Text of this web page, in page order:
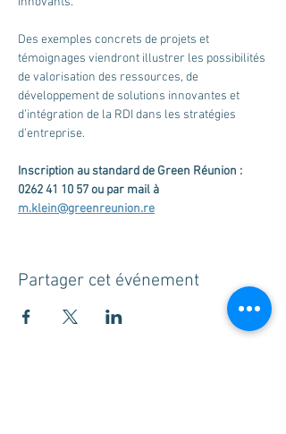
Des exemples concrets de projets et
témoignages viendront illustrer les possibilités
de valorisation des ressources, de
développement de solutions innovantes et
d’intégration de la RDI dans les stratégies
d’entreprise.
Inscription au standard de Green Réunion :
0262 41 10 57 ou par mail à
m.klein@greenreunion.re
Partager cet événement